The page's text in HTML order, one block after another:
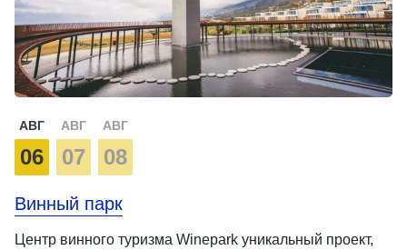
АВГ
06
АВГ
07
АВГ
08
Винный парк
Центр винного туризма Winepark уникальный проект,